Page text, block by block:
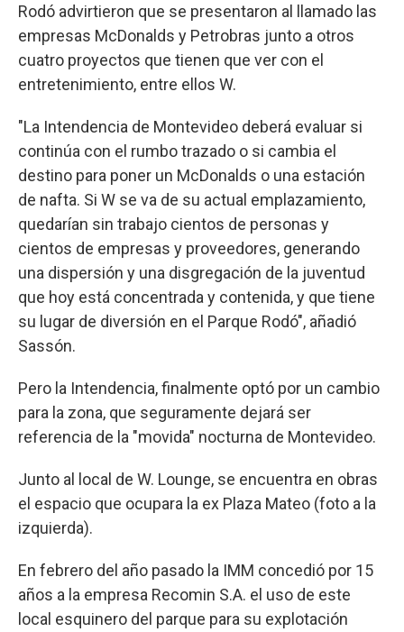
Rodó advirtieron que se presentaron al llamado las
empresas McDonalds y Petrobras junto a otros
cuatro proyectos que tienen que ver con el
entretenimiento, entre ellos W.
"La Intendencia de Montevideo deberá evaluar si
continúa con el rumbo trazado o si cambia el
destino para poner un McDonalds o una estación
de nafta. Si W se va de su actual emplazamiento,
quedarían sin trabajo cientos de personas y
cientos de empresas y proveedores, generando
una dispersión y una disgregación de la juventud
que hoy está concentrada y contenida, y que tiene
su lugar de diversión en el Parque Rodó", añadió
Sassón.
Pero la Intendencia, finalmente optó por un cambio
para la zona, que seguramente dejará ser
referencia de la "movida" nocturna de Montevideo.
Junto al local de W. Lounge, se encuentra en obras
el espacio que ocupara la ex Plaza Mateo (foto a la
izquierda).
En febrero del año pasado la IMM concedió por 15
años a la empresa Recomin S.A. el uso de este
local esquinero del parque para su explotación